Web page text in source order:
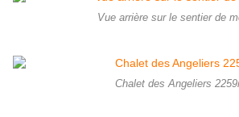
Vue arrière sur le sentier de
Chalet des Angeliers